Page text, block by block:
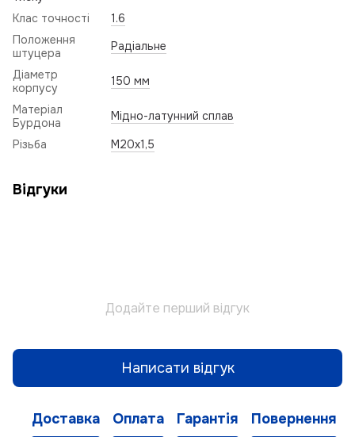
Клас точності
1.6
Положення
штуцера
Радіальне
Діаметр
корпусу
150 мм
Матеріал
Бурдона
Мідно-латунний сплав
Різьба
M20x1,5
Відгуки
Додайте перший відгук
Написати відгук
Доставка Оплата Гарантія Повернення